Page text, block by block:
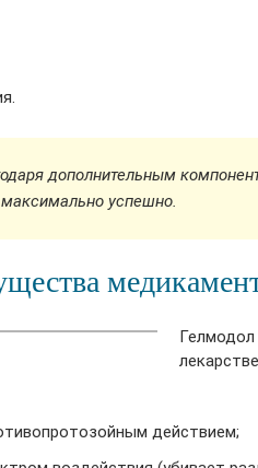
дополнительным
успешно.
Гелмодол
действием;